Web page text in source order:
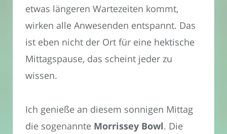
etwas längeren Wartezeiten kommt,
wirken alle Anwesenden entspannt. Das
ist eben nicht der Ort für eine hektische
Mittagspause, das scheint jeder zu
wissen.
Ich genieße an diesem sonnigen Mittag
die sogenannte Morrissey Bowl. Die